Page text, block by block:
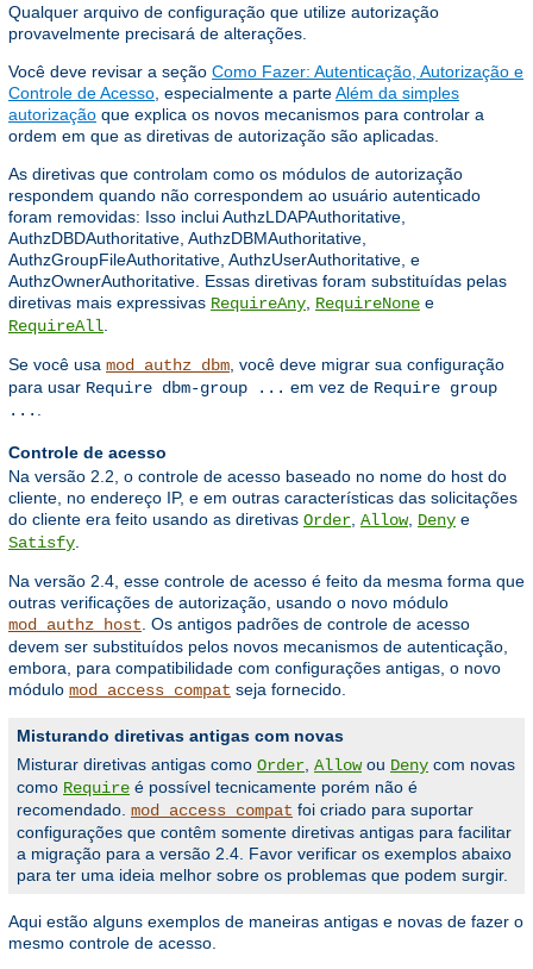
Qualquer arquivo de configuração que utilize autorização
provavelmente precisará de alterações.
Você deve revisar a seção Como Fazer: Autenticação, Autorização e
Controle de Acesso , especialmente a parteAlém da simples
autorização que explica os novos mecanismos para controlar a
ordem em que as diretivas de autorização são aplicadas.
As diretivas que controlam como os módulos de autorização
respondem quando não correspondem ao usuário autenticado
foram removidas: Isso inclui AuthzLDAPAuthoritative,
AuthzDBDAuthoritative, AuthzDBMAuthoritative,
AuthzGroupFileAuthoritative, AuthzUserAuthoritative, e
AuthzOwnerAuthoritative. Essas diretivas foram substituídas pelas
diretivas mais expressivas RequireAny RequireNone e
RequireAll
Se você usa mod_authz_dbm , você deve migrar sua configuração
para usar Require dbm-group ... em vez de Require group
...
Controle de acesso
Na versão 2.2, o controle de acesso baseado no nome do host do
cliente, no endereço IP, e em outras características das solicitações
do cliente era feito usando as diretivas Order Allow, Deny e
Satisfy
Na versão 2.4, esse controle de acesso é feito da mesma forma que
outras verificações de autorização, usando o novo módulo
mod_authz_host . Os antigos padrões de controle de acesso
devem ser substituídos pelos novos mecanismos de autenticação,
embora, para compatibilidade com configurações antigas, o novo
módulo mod_access_compat seja fornecido.
Misturando diretivas antigas com novas
Misturar diretivas antigas como Order Allowou Deny com novas
como Require é possível tecnicamente porém não é
recomendado. mod_access_compat foi criado para suportar
configurações que contêm somente diretivas antigas para facilitar
a migração para a versão 2.4. Favor verificar os exemplos abaixo
para ter uma ideia melhor sobre os problemas que podem surgir.
Aqui estão alguns exemplos de maneiras antigas e novas de fazer o
mesmo controle de acesso.